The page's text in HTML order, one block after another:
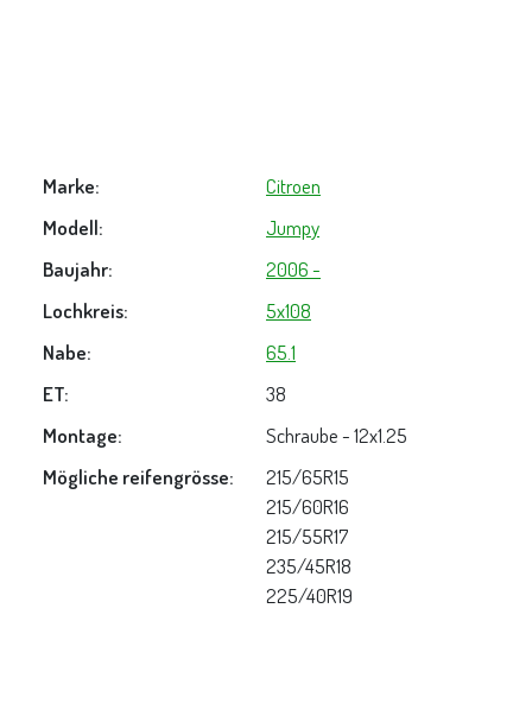
Marke:
Citroen
Modell:
Jumpy
Baujahr:
2006 -
Lochkreis:
5x108
Nabe:
65.1
ET:
38
Montage:
Schraube - 12x1.25
Mögliche reifengrösse:
215/65R15
215/60R16
215/55R17
235/45R18
225/40R19